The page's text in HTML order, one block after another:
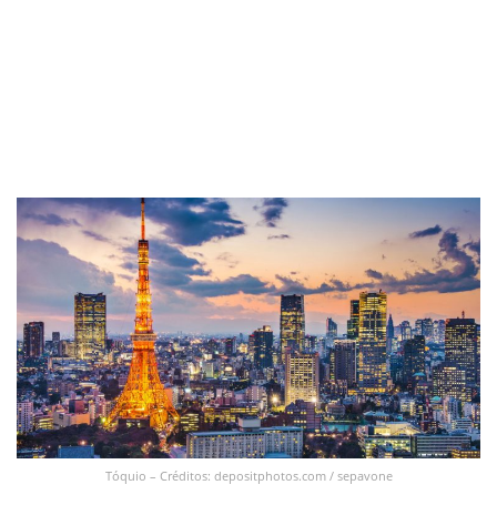
Tóquio – Créditos: depositphotos.com / sepavone